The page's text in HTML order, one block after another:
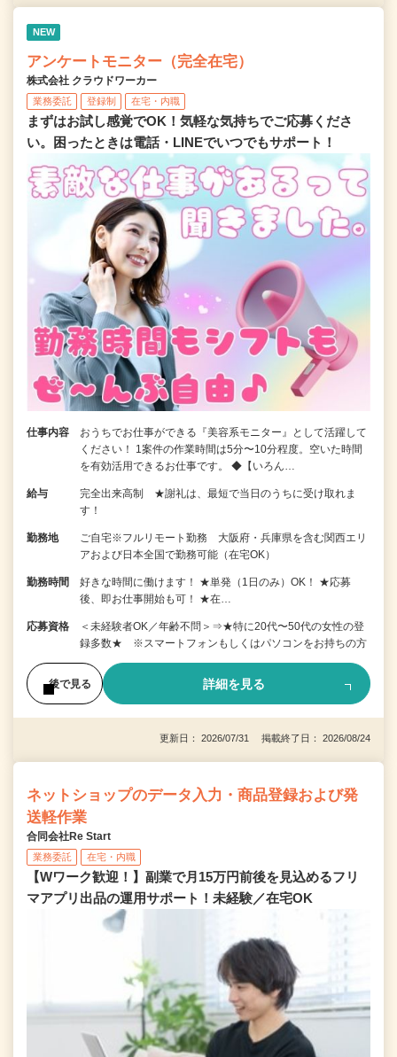
NEW
アンケートモニター（完全在宅）
株式会社 クラウドワーカー
業務委託 登録制 在宅・内職
まずはお試し感覚でOK！気軽な気持ちでご応募くださ
い。困ったときは電話・LINEでいつでもサポート！
仕事内容
おうちでお仕事ができる『美容系モニター』として活躍して
ください！ 1案件の作業時間は5分〜10分程度。空いた時間
を有効活用できるお仕事です。 ◆【いろん…
給与
完全出来高制 ★謝礼は、最短で当日のうちに受け取れま
す！
勤務地
ご自宅※フルリモート勤務 大阪府・兵庫県を含む関西エリ
アおよび日本全国で勤務可能（在宅OK）
勤務時間
好きな時間に働けます！ ★単発（1日のみ）OK！ ★応募
後、即お仕事開始も可！ ★在…
応募資格
＜未経験者OK／年齢不問＞⇒★特に20代〜50代の女性の登
録多数★ ※スマートフォンもしくはパソコンをお持ちの方
後で見る 詳細を見る
更新日： 2026/07/31 掲載終了日： 2026/08/24
ネットショップのデータ入力・商品登録および発
送軽作業
合同会社Re Start
業務委託 在宅・内職
【Wワーク歓迎！】副業で月15万円前後を見込めるフリ
マアプリ出品の運用サポート！未経験／在宅OK